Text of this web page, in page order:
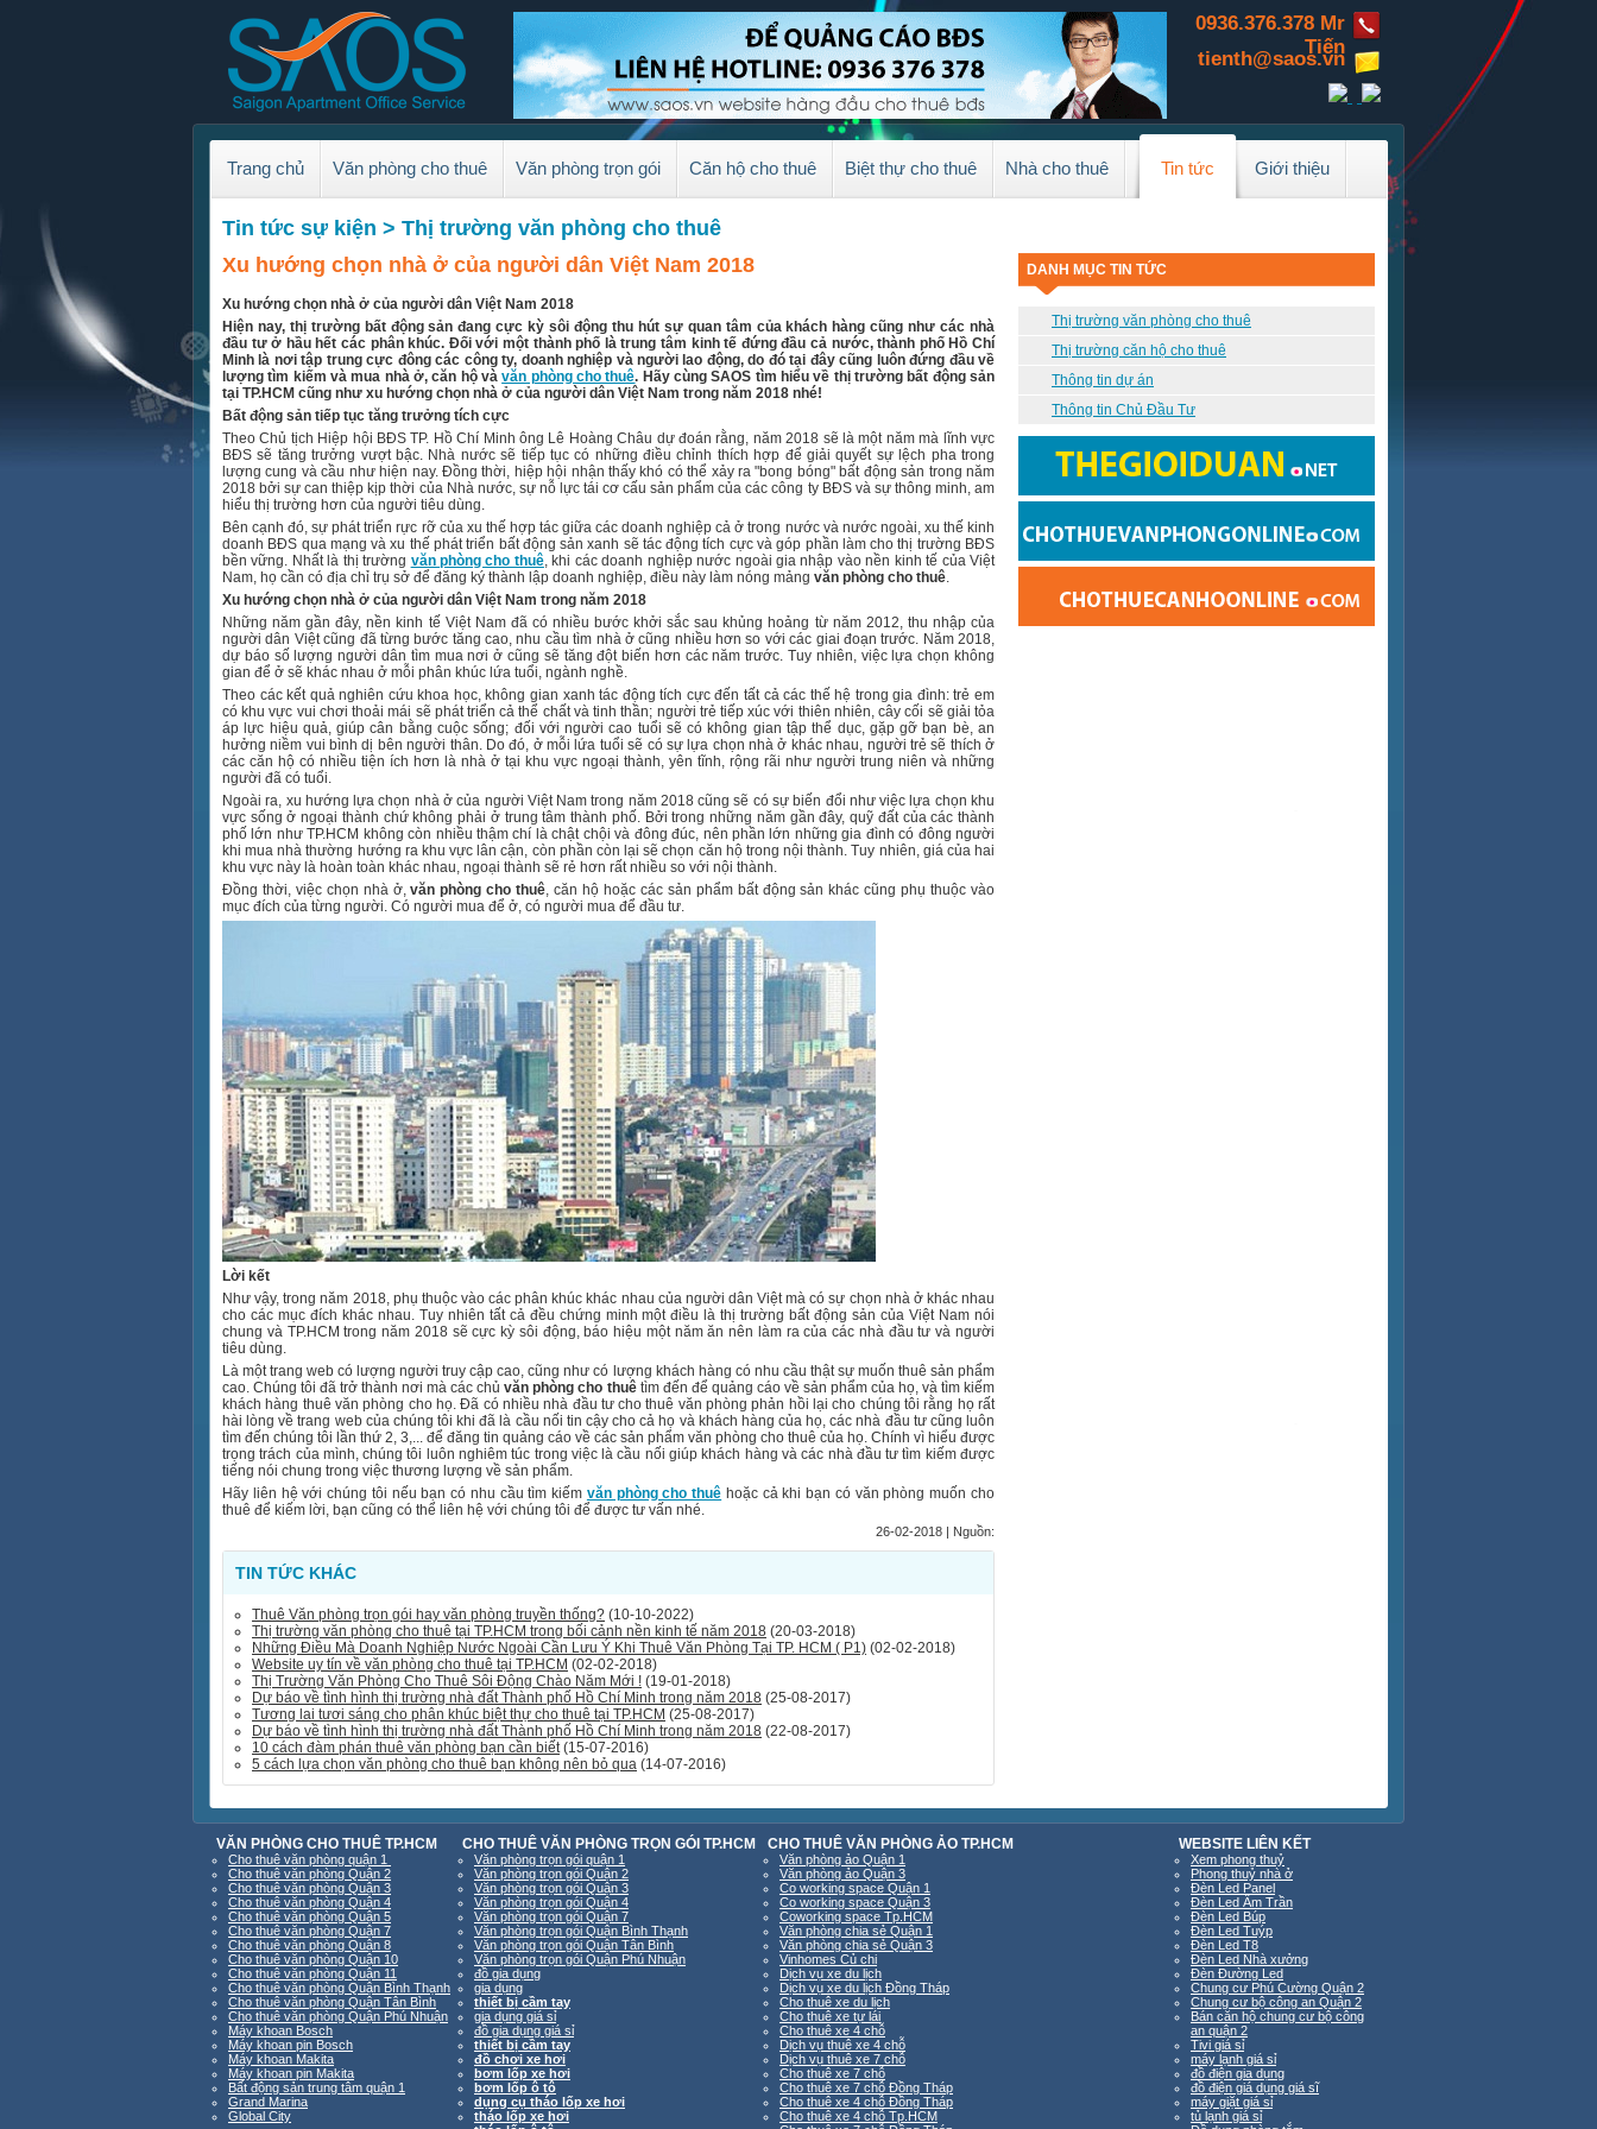
0936.376.378 Mr
Tiến
tienth@saos.vn
Trang chủ Văn phòng cho thuê Văn phòng trọn gói Căn hộ cho thuê Biệt thự cho thuê Nhà cho thuê Tin tức Giới thiệu
Tin tức sự kiện > Thị trường văn phòng cho thuê
Xu hướng chọn nhà ở của người dân Việt Nam 2018
Xu hướng chọn nhà ở của người dân Việt Nam 2018
Hiện nay, thị trường bất động sản đang cực kỳ sôi động thu hút sự quan tâm của khách hàng cũng như các nhà
đầu tư ở hầu hết các phân khúc. Đối với một thành phố là trung tâm kinh tế đứng đầu cả nước, thành phố Hồ Chí
Minh là nơi tập trung cực đông các công ty, doanh nghiệp và người lao động, do đó tại đây cũng luôn đứng đầu về
lượng tìm kiếm và mua nhà ở, căn hộ vàvăn phòng cho thuê. Hãy cùng SAOS tìm hiểu về thị trường bất động sản
tại TP.HCM cũng như xu hướng chọn nhà ở của người dân Việt Nam trong năm 2018 nhé!
Bất động sản tiếp tục tăng trưởng tích cực
Theo Chủ tịch Hiệp hội BĐS TP. Hồ Chí Minh ông Lê Hoàng Châu dự đoán rằng, năm 2018 sẽ là một năm mà lĩnh vực
BĐS sẽ tăng trưởng vượt bậc. Nhà nước sẽ tiếp tục có những điều chỉnh thích hợp để giải quyết sự lệch pha trong
lượng cung và cầu như hiện nay. Đồng thời, hiệp hội nhận thấy khó có thể xảy ra "bong bóng" bất động sản trong năm
2018 bởi sự can thiệp kịp thời của Nhà nước, sự nỗ lực tái cơ cấu sản phẩm của các công ty BĐS và sự thông minh, am
hiểu thị trường hơn của người tiêu dùng.
Bên cạnh đó, sự phát triển rực rỡ của xu thế hợp tác giữa các doanh nghiệp cả ở trong nước và nước ngoài, xu thế kinh
doanh BĐS qua mạng và xu thế phát triển bất động sản xanh sẽ tác động tích cực và góp phần làm cho thị trường BĐS
bền vững. Nhất là thị trường văn phòng cho thuê, khi các doanh nghiệp nước ngoài gia nhập vào nền kinh tế của Việt
Nam, họ cần có địa chỉ trụ sở để đăng ký thành lập doanh nghiệp, điều này làm nóng mảng văn phòng cho thuê.
Xu hướng chọn nhà ở của người dân Việt Nam trong năm 2018
Những năm gần đây, nền kinh tế Việt Nam đã có nhiều bước khởi sắc sau khủng hoảng từ năm 2012, thu nhập của
người dân Việt cũng đã từng bước tăng cao, nhu cầu tìm nhà ở cũng nhiều hơn so với các giai đoạn trước. Năm 2018,
dự báo số lượng người dân tìm mua nơi ở cũng sẽ tăng đột biến hơn các năm trước. Tuy nhiên, việc lựa chọn không
gian để ở sẽ khác nhau ở mỗi phân khúc lứa tuổi, ngành nghề.
Theo các kết quả nghiên cứu khoa học, không gian xanh tác động tích cực đến tất cả các thế hệ trong gia đình: trẻ em
có khu vực vui chơi thoải mái sẽ phát triển cả thể chất và tinh thần; người trẻ tiếp xúc với thiên nhiên, cây cối sẽ giải tỏa
áp lực hiệu quả, giúp cân bằng cuộc sống; đối với người cao tuổi sẽ có không gian tập thể dục, gặp gỡ bạn bè, an
hưởng niềm vui bình dị bên người thân. Do đó, ở mỗi lứa tuổi sẽ có sự lựa chọn nhà ở khác nhau, người trẻ sẽ thích ở
các căn hộ có nhiều tiện ích hơn là nhà ở tại khu vực ngoại thành, yên tĩnh, rộng rãi như người trung niên và những
người đã có tuổi.
Ngoài ra, xu hướng lựa chọn nhà ở của người Việt Nam trong năm 2018 cũng sẽ có sự biến đổi như việc lựa chọn khu
vực sống ở ngoại thành chứ không phải ở trung tâm thành phố. Bởi trong những năm gần đây, quỹ đất của các thành
phố lớn như TP.HCM không còn nhiều thậm chí là chật chội và đông đúc, nên phần lớn những gia đình có đông người
khi mua nhà thường hướng ra khu vực lân cận, còn phần còn lại sẽ chọn căn hộ trong nội thành. Tuy nhiên, giá của hai
khu vực này là hoàn toàn khác nhau, ngoại thành sẽ rẻ hơn rất nhiều so với nội thành.
Đồng thời, việc chọn nhà ở,văn phòng cho thuê, căn hộ hoặc các sản phẩm bất động sản khác cũng phụ thuộc vào
mục đích của từng người. Có người mua để ở, có người mua để đầu tư.
Lời kết
Như vậy, trong năm 2018, phụ thuộc vào các phân khúc khác nhau của người dân Việt mà có sự chọn nhà ở khác nhau
cho các mục đích khác nhau. Tuy nhiên tất cả đều chứng minh một điều là thị trường bất động sản của Việt Nam nói
chung và TP.HCM trong năm 2018 sẽ cực kỳ sôi động, báo hiệu một năm ăn nên làm ra của các nhà đầu tư và người
tiêu dùng.
Là một trang web có lượng người truy cập cao, cũng như có lượng khách hàng có nhu cầu thật sự muốn thuê sản phẩm
cao. Chúng tôi đã trở thành nơi mà các chủvăn phòng cho thuêtìm đến để quảng cáo về sản phẩm của họ, và tìm kiếm
khách hàng thuê văn phòng cho họ. Đã có nhiều nhà đầu tư cho thuê văn phòng phản hồi lại cho chúng tôi rằng họ rất
hài lòng về trang web của chúng tôi khi đã là cầu nối tin cậy cho cả họ và khách hàng của họ, các nhà đầu tư cũng luôn
tìm đến chúng tôi lần thứ 2, 3,... để đăng tin quảng cáo về các sản phẩm văn phòng cho thuê của họ. Chính vì hiểu được
trọng trách của mình, chúng tôi luôn nghiêm túc trong việc là cầu nối giúp khách hàng và các nhà đầu tư tìm kiếm được
tiếng nói chung trong việc thương lượng về sản phẩm.
Hãy liên hệ với chúng tôi nếu bạn có nhu cầu tìm kiếm văn phòng cho thuê hoặc cả khi bạn có văn phòng muốn cho
thuê để kiếm lời, bạn cũng có thể liên hệ với chúng tôi để được tư vấn nhé.
26-02-2018 | Nguồn:
TIN TỨC KHÁC
Thuê Văn phòng trọn gói hay văn phòng truyền thống? (10-10-2022)
Thị trường văn phòng cho thuê tại TP.HCM trong bối cảnh nền kinh tế năm 2018 (20-03-2018)
Những Điều Mà Doanh Nghiệp Nước Ngoài Cần Lưu Ý Khi Thuê Văn Phòng Tại TP. HCM ( P1) (02-02-2018)
Website uy tín về văn phòng cho thuê tại TP.HCM (02-02-2018)
Thị Trường Văn Phòng Cho Thuê Sôi Động Chào Năm Mới ! (19-01-2018)
Dự báo về tình hình thị trường nhà đất Thành phố Hồ Chí Minh trong năm 2018 (25-08-2017)
Tương lai tươi sáng cho phân khúc biệt thự cho thuê tại TP.HCM (25-08-2017)
Dự báo về tình hình thị trường nhà đất Thành phố Hồ Chí Minh trong năm 2018 (22-08-2017)
10 cách đàm phán thuê văn phòng bạn cần biết (15-07-2016)
5 cách lựa chọn văn phòng cho thuê bạn không nên bỏ qua (14-07-2016)
DANH MỤC TIN TỨC
Thị trường văn phòng cho thuê
Thị trường căn hộ cho thuê
Thông tin dự án
Thông tin Chủ Đầu Tư
VĂN PHÒNG CHO THUÊ TP.HCM
Cho thuê văn phòng quận 1
Cho thuê văn phòng Quận 2
Cho thuê văn phòng Quận 3
Cho thuê văn phòng Quận 4
Cho thuê văn phòng Quận 5
Cho thuê văn phòng Quận 7
Cho thuê văn phòng Quận 8
Cho thuê văn phòng Quận 10
Cho thuê văn phòng Quận 11
Cho thuê văn phòng Quận Bình Thạnh
Cho thuê văn phòng Quận Tân Bình
Cho thuê văn phòng Quận Phú Nhuận
Máy khoan Bosch
Máy khoan pin Bosch
Máy khoan Makita
Máy khoan pin Makita
Bất động sản trung tâm quận 1
Grand Marina
Global City
CHO THUÊ VĂN PHÒNG TRỌN GÓI TP.HCM
Văn phòng trọn gói quận 1
Văn phòng trọn gói Quận 2
Văn phòng trọn gói Quận 3
Văn phòng trọn gói Quận 4
Văn phòng trọn gói Quận 7
Văn phòng trọn gói Quận Bình Thạnh
Văn phòng trọn gói Quận Tân Bình
Văn phòng trọn gói Quận Phú Nhuận
đồ gia dụng
gia dụng
thiết bị cầm tay
gia dụng giá sỉ
đồ gia dụng giá sỉ
thiết bị cầm tay
đồ chơi xe hơi
bơm lốp xe hơi
bơm lốp ô tô
dụng cụ tháo lốp xe hơi
tháo lốp xe hơi
CHO THUÊ VĂN PHÒNG ẢO TP.HCM
Văn phòng ảo Quận 1
Văn phòng ảo Quận 3
Co working space Quận 1
Co working space Quận 3
Coworking space Tp.HCM
Văn phòng chia sẻ Quận 1
Văn phòng chia sẻ Quận 3
Vinhomes Củ chi
Dịch vụ xe du lịch
Dịch vụ xe du lịch Đồng Tháp
Cho thuê xe du lịch
Cho thuê xe tự lái
Cho thuê xe 4 chỗ
Dịch vụ thuê xe 4 chỗ
Dịch vụ thuê xe 7 chỗ
Cho thuê xe 7 chỗ
Cho thuê xe 7 chỗ Đồng Tháp
Cho thuê xe 4 chỗ Đồng Tháp
Cho thuê xe 4 chỗ Tp.HCM
WEBSITE LIÊN KẾT
Xem phong thuỷ
Phong thuỷ nhà ở
Đèn Led Panel
Đèn Led Âm Trần
Đèn Led Búp
Đèn Led Tuýp
Đèn Led T8
Đèn Led Nhà xưởng
Đèn Đường Led
Chung cư Phú Cường Quận 2
Chung cư bộ công an Quận 2
Bán căn hộ chung cư bộ công
an quận 2
Tivi giá sỉ
máy lạnh giá sỉ
đồ điện gia dụng
đồ điện giá dụng giá sĩ
máy giặt giá sỉ
tủ lạnh giá sỉ